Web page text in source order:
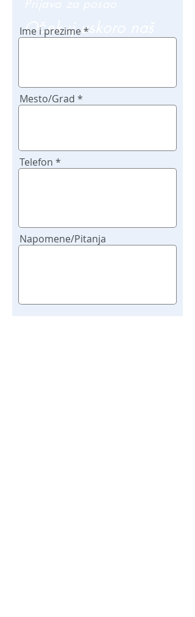
Očekuj uskoro naš
Ime i prezime
Mesto/Grad
Telefon
Napomene/Pitanja